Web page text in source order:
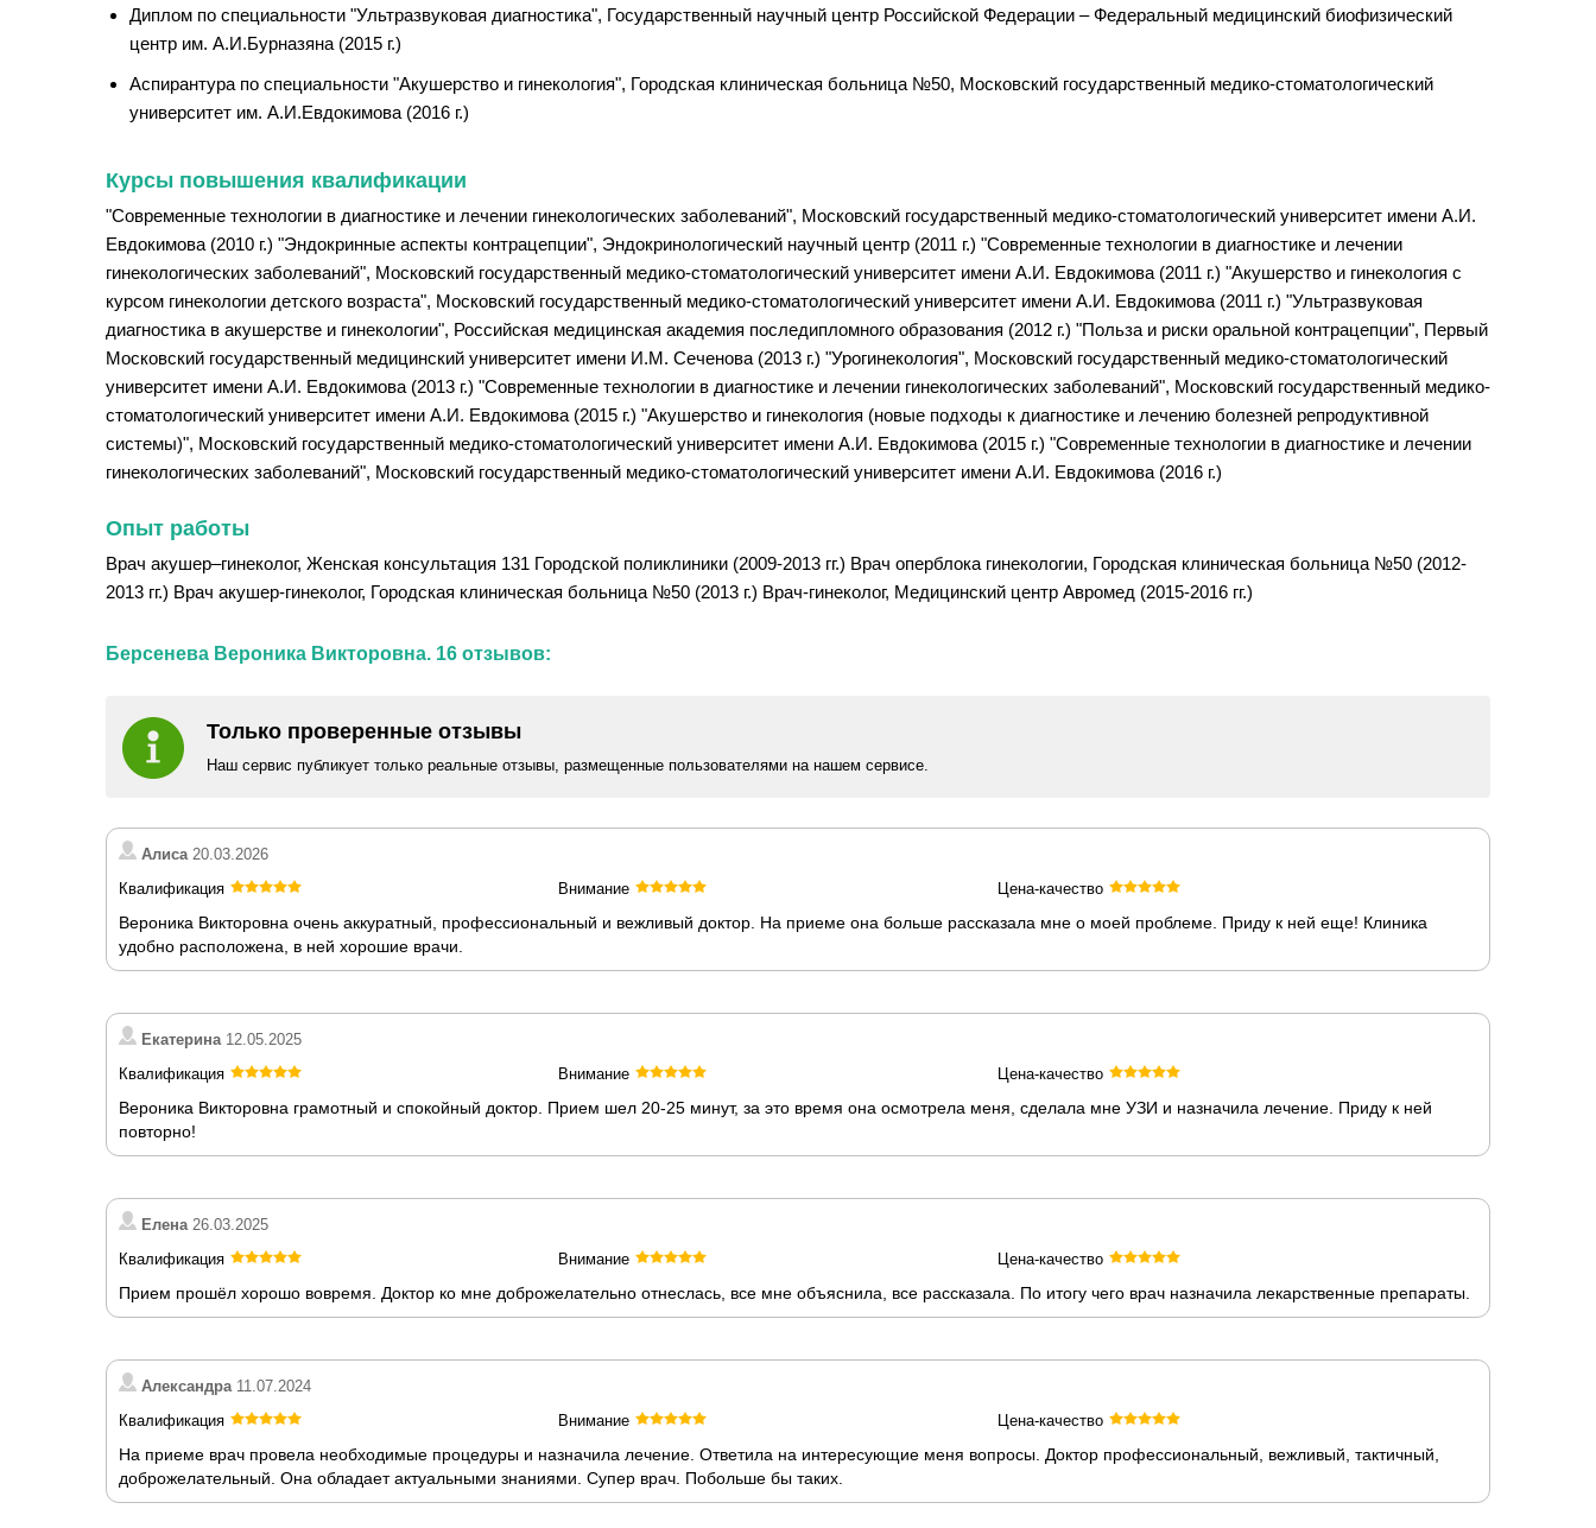
Диплом по специальности "Ультразвуковая диагностика", Государственный научный центр Российской Федерации – Федеральный медицинский биофизический
центр им. А.И.Бурназяна (2015 г.)
Аспирантура по специальности "Акушерство и гинекология", Городская клиническая больница №50, Московский государственный медико-стоматологический
университет им. А.И.Евдокимова (2016 г.)
Курсы повышения квалификации
"Современные технологии в диагностике и лечении гинекологических заболеваний", Московский государственный медико-стоматологический университет имени А.И.
Евдокимова (2010 г.) "Эндокринные аспекты контрацепции", Эндокринологический научный центр (2011 г.) "Современные технологии в диагностике и лечении
гинекологических заболеваний", Московский государственный медико-стоматологический университет имени А.И. Евдокимова (2011 г.) "Акушерство и гинекология с
курсом гинекологии детского возраста", Московский государственный медико-стоматологический университет имени А.И. Евдокимова (2011 г.) "Ультразвуковая
диагностика в акушерстве и гинекологии", Российская медицинская академия последипломного образования (2012 г.) "Польза и риски оральной контрацепции", Первый
Московский государственный медицинский университет имени И.М. Сеченова (2013 г.) "Урогинекология", Московский государственный медико-стоматологический
университет имени А.И. Евдокимова (2013 г.) "Современные технологии в диагностике и лечении гинекологических заболеваний", Московский государственный медико-
стоматологический университет имени А.И. Евдокимова (2015 г.) "Акушерство и гинекология (новые подходы к диагностике и лечению болезней репродуктивной
системы)", Московский государственный медико-стоматологический университет имени А.И. Евдокимова (2015 г.) "Современные технологии в диагностике и лечении
гинекологических заболеваний", Московский государственный медико-стоматологический университет имени А.И. Евдокимова (2016 г.)
Опыт работы
Врач акушер–гинеколог, Женская консультация 131 Городской поликлиники (2009-2013 гг.) Врач оперблока гинекологии, Городская клиническая больница №50 (2012-
2013 гг.) Врач акушер-гинеколог, Городская клиническая больница №50 (2013 г.) Врач-гинеколог, Медицинский центр Авромед (2015-2016 гг.)
Берсенева Вероника Викторовна. 16 отзывов:
Только проверенные отзывы
Наш сервис публикует только реальные отзывы, размещенные пользователями на нашем сервисе.
Алиса20.03.2026
Квалификация
Внимание Цена-качество
Вероника Викторовна очень аккуратный, профессиональный и вежливый доктор. На приеме она больше рассказала мне о моей проблеме. Приду к ней еще! Клиника
удобно расположена, в ней хорошие врачи.
Екатерина12.05.2025
Квалификация
Внимание Цена-качество
Вероника Викторовна грамотный и спокойный доктор. Прием шел 20-25 минут, за это время она осмотрела меня, сделала мне УЗИ и назначила лечение. Приду к ней
повторно!
Елена26.03.2025
Квалификация
Внимание Цена-качество
Прием прошёл хорошо вовремя. Доктор ко мне доброжелательно отнеслась, все мне объяснила, все рассказала. По итогу чего врач назначила лекарственные препараты.
Александра11.07.2024
Квалификация
Внимание Цена-качество
На приеме врач провела необходимые процедуры и назначила лечение. Ответила на интересующие меня вопросы. Доктор профессиональный, вежливый, тактичный,
доброжелательный. Она обладает актуальными знаниями. Супер врач. Побольше бы таких.